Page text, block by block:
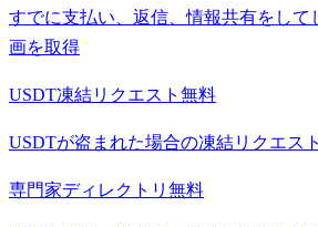
すでに支払い、返信、情報共有をして
画を取得
USDT凍結リクエスト 無料
USDTが盗まれた場合の凍結リクエス
専門家ディレクトリ 無料